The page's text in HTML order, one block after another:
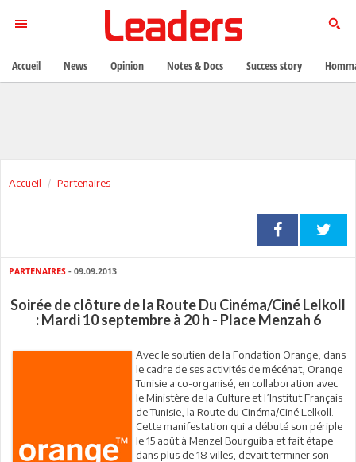
Accueil Partenaires
PARTENAIRES - 09.09.2013
Soirée de clôture de la Route Du Cinéma/Ciné Lelkoll
: Mardi 10 septembre à 20 h - Place Menzah 6
Avec le soutien de la Fondation Orange, dans
le cadre de ses activités de mécénat, Orange
Tunisie a co-organisé, en collaboration avec
le Ministère de la Culture et l’Institut Français
de Tunisie, la Route du Cinéma/Ciné Lelkoll.
Cette manifestation qui a débuté son périple
le 15 août à Menzel Bourguiba et fait étape
dans plus de 18 villes, devait terminer son
Accueil News Opinion Notes & Docs Success story